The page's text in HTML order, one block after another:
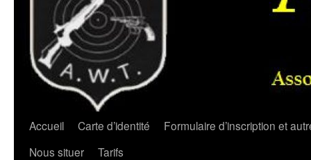
Accueil Carte d’identité
Formulaire d’inscription et
Nous situer
Tarifs